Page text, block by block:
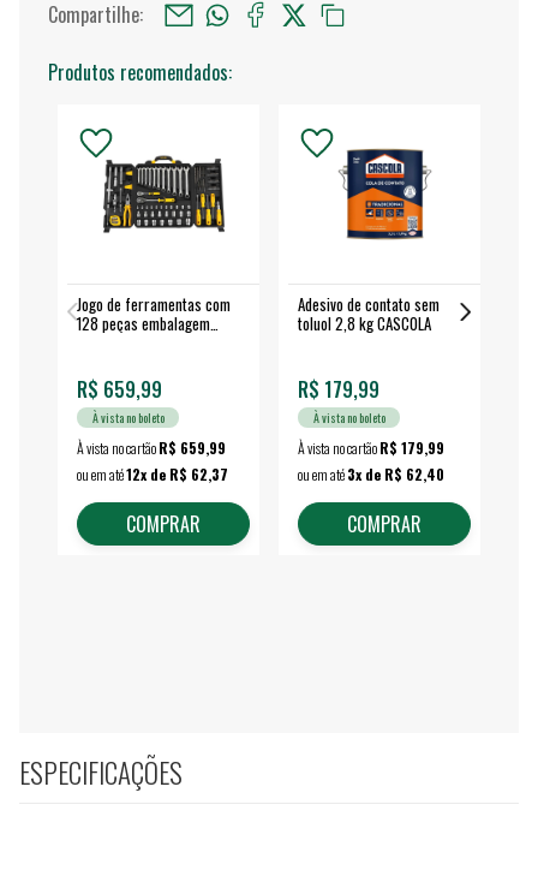
Compartilhe:
Produtos recomendados:
Jogo de ferramentas com
128 peças embalagem
R$ 659,99
À vista no boleto
À vista no cartãoR$ 659,99
ou em até12x de R$ 62,37
COMPRAR
Adesivo de contato sem
toluol 2,8 kg CASCOLA
R$ 179,99
À vista no boleto
À vista no cartãoR$ 179,99
ou em até3x de R$ 62,40
COMPRAR
ESPECIFICAÇÕES